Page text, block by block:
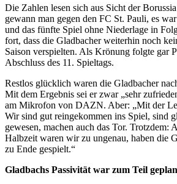
Die Zahlen lesen sich aus Sicht der
gewann man gegen den FC St. Pauli, es
und das fünfte Spiel ohne Niederlage in
fort, dass die Gladbacher weiterhin noch
Saison verspielten. Als Krönung folgte gar
Abschluss des 11. Spieltags.
Restlos glücklich waren die Gladbacher
Mit dem Ergebnis sei er zwar „sehr
am Mikrofon von DAZN. Aber: „Mit der
Wir sind gut reingekommen ins Spiel, sind
gewesen, machen auch das Tor. Trotzdem:
Halbzeit waren wir zu ungenau, haben die
zu Ende gespielt.“
Gladbachs Passivität war zum Teil